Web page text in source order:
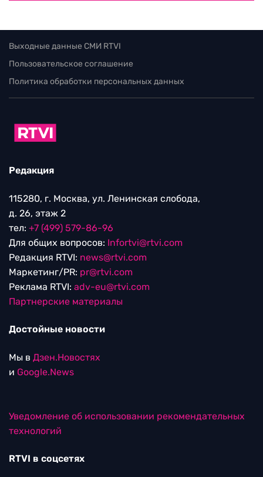
Выходные данные СМИ RTVI
Пользовательское соглашение
Политика обработки персональных данных
Редакция
115280, г. Москва, ул. Ленинская слобода,
д. 26, этаж 2
тел: +7 (499) 579-86-96
Для общих вопросов: Infortvi@rtvi.com
Редакция RTVI: news@rtvi.com
Маркетинг/PR: pr@rtvi.com
Реклама RTVI: adv-eu@rtvi.com
Партнерские материалы
Достойные новости
Мы в Дзен.Новостях
и Google.News
Уведомление об использовании рекомендательных
технологий
RTVI в соцсетях